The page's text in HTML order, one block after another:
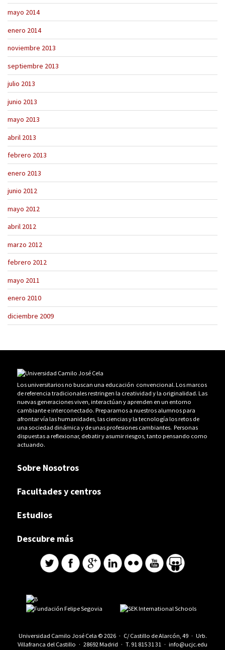
mayo 2014
enero 2014
noviembre 2013
septiembre 2013
julio 2013
junio 2013
mayo 2013
abril 2013
febrero 2013
enero 2013
junio 2012
mayo 2012
abril 2012
marzo 2012
febrero 2012
mayo 2011
enero 2010
diciembre 2009
Los universitarios no buscan una educación convencional. Los marcos
de referencia tradicionales restringen la creatividad y la originalidad. Las
nuevas generaciones viven, interactúan y aprenden en un entorno
cambiante e interconectado. Preparamos a nuestros alumnos para
afrontar vía las humanidades, las ciencias y la tecnología los retos de
una sociedad dinámica y de unas profesiones cambiantes. Personas
dispuestas a reflexionar, debatir y asumir riesgos, tanto pensando como
actuando.
Sobre Nosotros
Facultades y centros
Estudios
Descubre más
Universidad Camilo José Cela © 2026 · C/ Castillo de Alarcón, 49 · Urb.
Villafranca del Castillo · 28692 Madrid · T. 91 815 31 31 · info@ucjc.edu